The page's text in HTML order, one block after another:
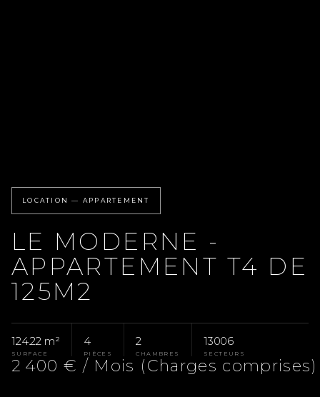
LOCATION — APPARTEMENT
LE MODERNE -
APPARTEMENT T4 DE
125M2
124.22 m²
SURFACE
4
PIÈCES
2
CHAMBRES
13006
SECTEURS
2 400 € / Mois (Charges comprises)